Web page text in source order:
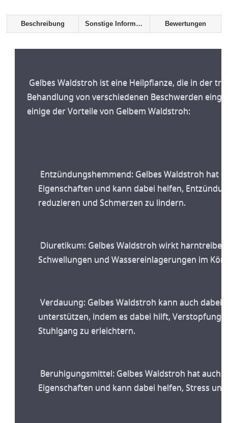
Beschreibung Sonstige Informationen Bewertungen
Behandlung von verschiedenen Beschwerden
einige der Vorteile von Gelbem Waldstroh:
Eigenschaften und kann dabei helfen,
reduzieren und Schmerzen zu lindern.
Schwellungen und Wassereinlagerungen im
Verdauung: Gelbes Waldstroh kann auch dabei helfen, die Verdauung zu
unterstützen, indem es dabei hilft,
Stuhlgang zu erleichtern.
Eigenschaften und kann dabei helfen, Stress